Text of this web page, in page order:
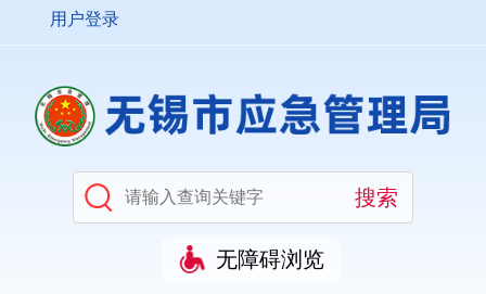
用户登录
无障碍浏览